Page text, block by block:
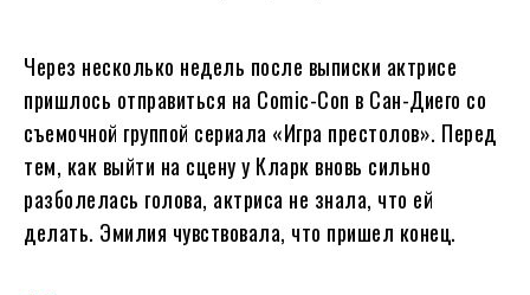
Через несколько недель после выписки актрисе
пришлось отправиться на Comic-Con в Сан-Диего со
съемочной группой сериала «Игра престолов». Перед
тем, как выйти на сцену у Кларк вновь сильно
разболелась голова, актриса не знала, что ей
делать. Эмилия чувствовала, что пришел конец.